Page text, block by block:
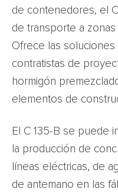
de contenedores, el
de transporte a
Ofrece las soluciones
contratistas de
hormigón
elementos de
El C 135-B se puede
la producción de
líneas eléctricas, de
de antemano en las